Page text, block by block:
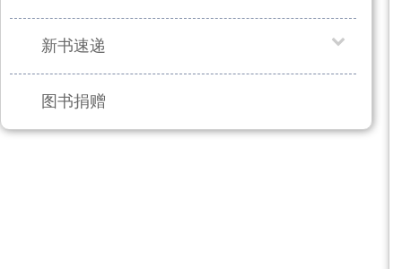
新书速递
图书捐赠